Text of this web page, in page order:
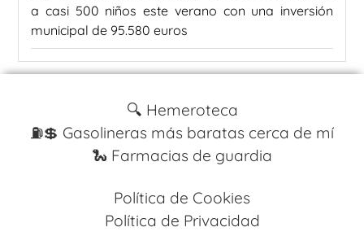
a casi 500 niños este verano con una inversión
municipal de 95.580 euros
🔍 Hemeroteca
⛽️💲 Gasolineras más baratas cerca de mí
🐍 Farmacias de guardia
Política de Cookies
Política de Privacidad